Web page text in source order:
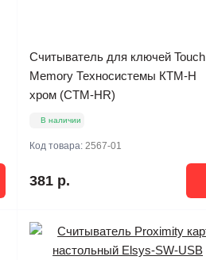
Считыватель для ключей Touch
Memory Техносистемы КТМ-Н
хром (СТМ-HR)
В наличии
Код товара:2567-01
381 р.